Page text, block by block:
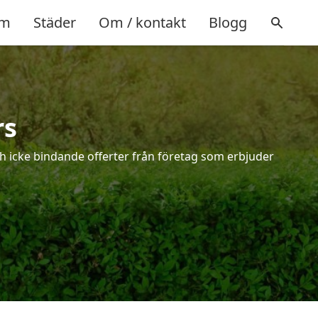
Städer Om / kontakt Blogg
icke bindande offerter från företag som erbjuder